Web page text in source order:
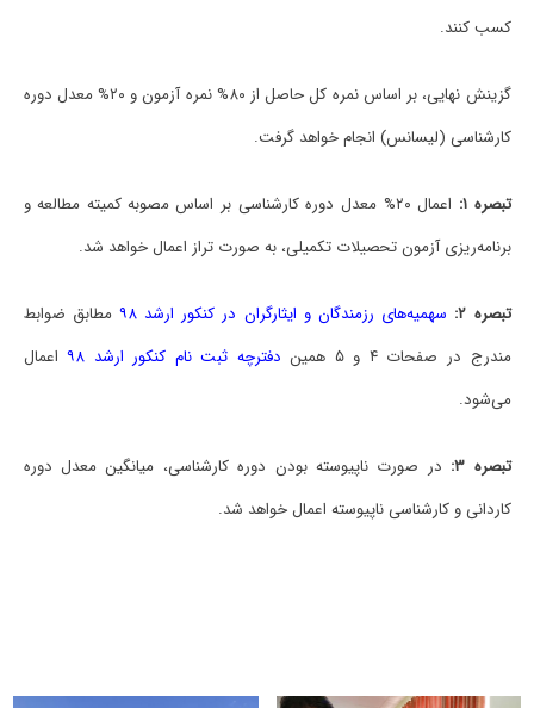
ﻛﺴﺐ ﻛﻨﻨﺪ.
ﮔﺰﻳﻨﺶ ﻧﻬﺎیی، ﺑﺮ اﺳﺎس ﻧﻤﺮه ﻛﻞ ﺣﺎﺻﻞ از ۸۰% ﻧﻤﺮه آزﻣﻮن و ۲۰% ﻣﻌﺪل دوره
ﻛﺎرﺷﻨﺎسی (ﻟﻴﺴﺎﻧﺲ) اﻧﺠﺎم ﺧﻮاﻫﺪ ﮔﺮﻓﺖ.
ﺗﺒﺼﺮه ۱:
اﻋﻤﺎل ۲۰% ﻣﻌﺪل دوره ﻛﺎرﺷﻨﺎسی ﺑﺮ اﺳﺎس ﻣﺼﻮﺑﻪ ﻛﻤﻴﺘﻪ ﻣﻄﺎﻟﻌﻪ و
ﺑﺮﻧﺎﻣﻪرﻳﺰی آزﻣﻮن ﺗﺤﺼﻴﻼت تکمیلی، ﺑﻪ ﺻﻮرت ﺗﺮاز اﻋﻤﺎل ﺧﻮاﻫﺪ ﺷﺪ.
ﺗﺒﺼﺮه ۲: ﺳﻬﻤﻴﻪﻫﺎی رزﻣﻨﺪﮔﺎن و اﻳﺜﺎرﮔﺮان در کنکور ارشد ۹۸
ﻣﻄﺎﺑﻖ ﺿﻮاﺑﻂ
ﻣﻨﺪرج در ﺻﻔﺤﺎت ۴ و ۵ ﻫﻤﻴﻦ
دﻓﺘﺮﭼﻪ ثبت نام کنکور ارشد ۹۸
اﻋﻤﺎل
میﺷﻮد.
ﺗﺒﺼﺮه ۳:
در ﺻﻮرت ﻧﺎﭘﻴﻮﺳﺘﻪ ﺑﻮدن دوره ﻛﺎرﺷﻨﺎسی، ﻣﻴﺎﻧﮕﻴﻦ ﻣﻌﺪل دوره
ﻛﺎردانی و ﻛﺎرﺷﻨﺎسی ﻧﺎﭘﻴﻮﺳﺘﻪ اﻋﻤﺎل ﺧﻮاﻫﺪ ﺷﺪ.